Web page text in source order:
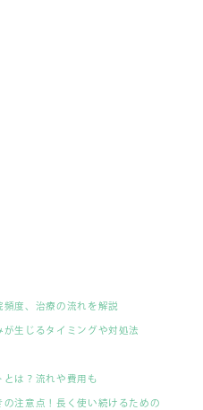
度、治療の流れを解説
生じるタイミングや対処法
は？流れや費用も
注意点！長く使い続けるための